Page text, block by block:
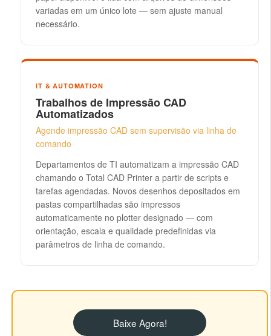
variadas em um único lote — sem ajuste manual
necessário.
IT & AUTOMATION
Trabalhos de Impressão CAD
Automatizados
Agende impressão CAD sem supervisão via linha de
comando
Departamentos de TI automatizam a impressão CAD
chamando o Total CAD Printer a partir de scripts e
tarefas agendadas. Novos desenhos depositados em
pastas compartilhadas são impressos
automaticamente no plotter designado — com
orientação, escala e qualidade predefinidas via
parâmetros de linha de comando.
Baixe Agora!